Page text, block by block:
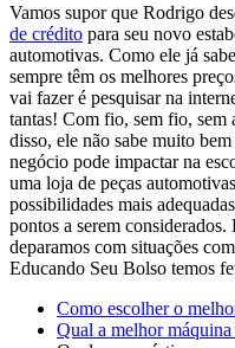
Vamos supor que Rodrigo
de crédito para seu novo
automotivas. Como ele já
sempre têm os melhores
vai fazer é pesquisar na
tantas! Com fio, sem fio, sem
disso, ele não sabe muito
negócio pode impactar na
uma loja de peças
possibilidades mais
pontos a serem
deparamos com situações
Educando Seu Bolso temos
Como escolher o
Qual a melhor